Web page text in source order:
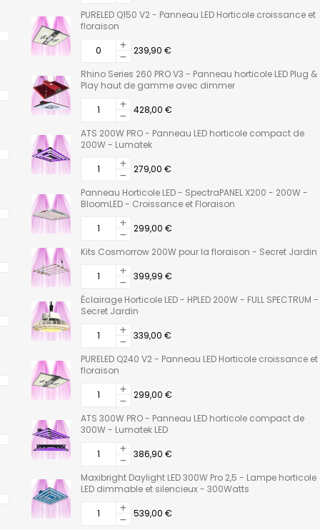
PURELED Q150 V2 - Panneau LED Horticole croissance et
floraison
239,90 €
Rhino Series 260 PRO V3 - Panneau horticole LED Plug &
Play haut de gamme avec dimmer
428,00 €
ATS 200W PRO - Panneau LED horticole compact de
200W - Lumatek
279,00 €
Panneau Horticole LED - SpectraPANEL X200 - 200W -
BloomLED - Croissance et Floraison
299,00 €
Kits Cosmorrow 200W pour la floraison - Secret Jardin
399,99 €
Éclairage Horticole LED - HPLED 200W - FULL SPECTRUM -
Secret Jardin
339,00 €
PURELED Q240 V2 - Panneau LED Horticole croissance et
floraison
299,00 €
ATS 300W PRO - Panneau LED horticole compact de
300W - Lumatek LED
386,90 €
Maxibright Daylight LED 300W Pro 2,5 - Lampe horticole
LED dimmable et silencieux - 300Watts
539,00 €